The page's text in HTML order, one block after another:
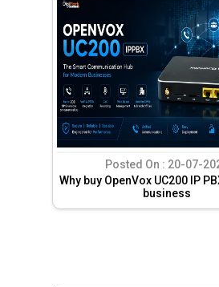
Posted On : 20-07-
Why buy OpenVox UC200 IP
business